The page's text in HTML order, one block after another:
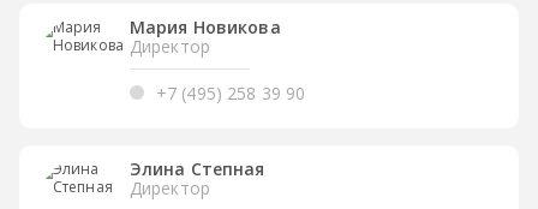
Мария Новикова
Директор
+7 (495) 258 39 90
Элина Степная
Директор